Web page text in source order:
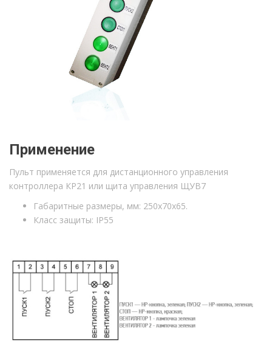
Применение
Пульт применяется для дистанционного управления
контроллера КР21 или щита управления ЩУВ7
Габаритные размеры, мм: 250х70х65.
Класс защиты: IP55